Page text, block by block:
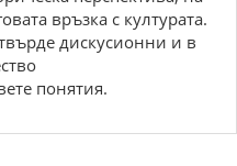
връзка с културата.
дискусионни и в
понятия.